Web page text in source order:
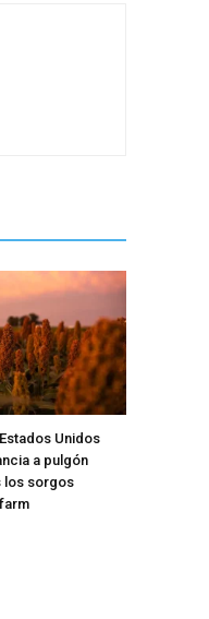
Unidos
a pulgón
los sorgos